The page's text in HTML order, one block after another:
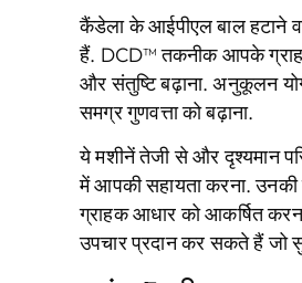
कैंडेला के आईपीएल बाल हटाने
हैं. DCD™ तकनीक आपके
और संतुष्टि बढ़ाना. अनुकूलन
समग्र गुणवत्ता को बढ़ाना.
ये मशीनें तेजी से और दृश्यमान
में आपकी सहायता करना. उनकी
ग्राहक आधार को आकर्षित
उपचार प्रदान कर सकते हैं जो